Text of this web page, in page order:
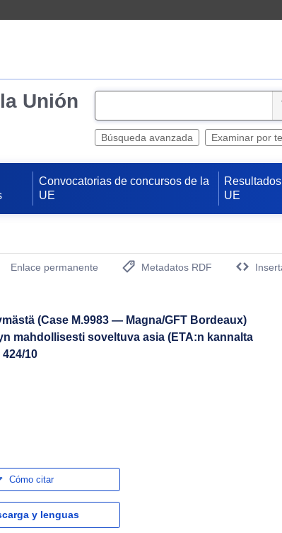
Unión
e
Búsqueda avanzada Examinar por
Convocatorias de concursos de la
UE
UE
Enlace permanente
Metadatos RDF
(Case M.9983 — Magna/GFT Bordeaux)
mahdollisesti soveltuva asia (ETA:n kannalta
10
Cómo citar
y lenguas